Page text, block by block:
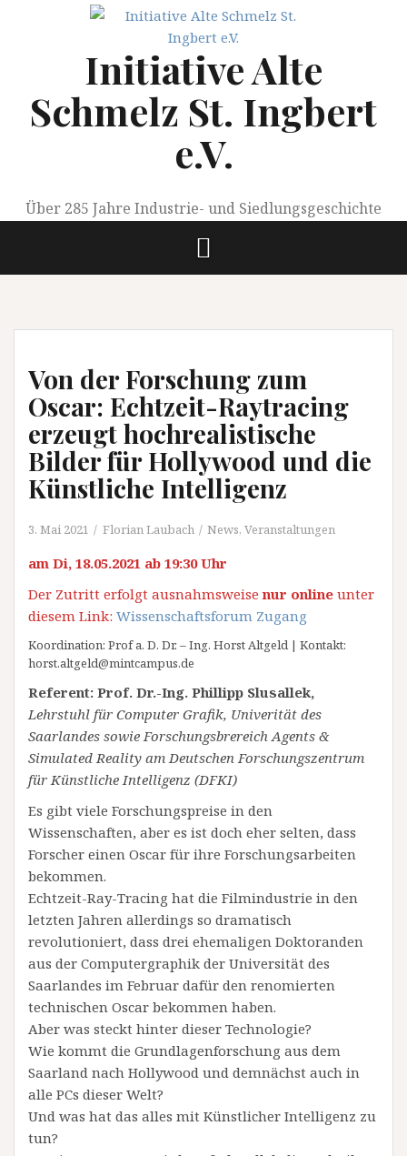
Initiative Alte
Schmelz St. Ingbert
e.V.
Über 285 Jahre Industrie- und Siedlungsgeschichte
Von der Forschung zum
Oscar: Echtzeit-Raytracing
erzeugt hochrealistische
Bilder für Hollywood und die
Künstliche Intelligenz
3. Mai 2021 Florian Laubach News, Veranstaltungen
am Di, 18.05.2021 ab 19:30 Uhr
Der Zutritt erfolgt ausnahmsweisenur online unter
diesem Link: Wissenschaftsforum Zugang
Koordination: Prof a. D. Dr. – Ing. Horst Altgeld | Kontakt:
horst.altgeld@mintcampus.de
Referent: Prof. Dr.-Ing. Phillipp Slusallek,
Lehrstuhl für Computer Grafik, Univerität des
Saarlandes sowie Forschungsbrereich Agents &
Simulated Reality am Deutschen Forschungszentrum
für Künstliche Intelligenz (DFKI)
Es gibt viele Forschungspreise in den
Wissenschaften, aber es ist doch eher selten, dass
Forscher einen Oscar für ihre Forschungsarbeiten
bekommen.
Echtzeit-Ray-Tracing hat die Filmindustrie in den
letzten Jahren allerdings so dramatisch
revolutioniert, dass drei ehemaligen Doktoranden
aus der Computergraphik der Universität des
Saarlandes im Februar dafür den renomierten
technischen Oscar bekommen haben.
Aber was steckt hinter dieser Technologie?
Wie kommt die Grundlagenforschung aus dem
Saarland nach Hollywood und demnächst auch in
alle PCs dieser Welt?
Und was hat das alles mit Künstlicher Intelligenz zu
tun?